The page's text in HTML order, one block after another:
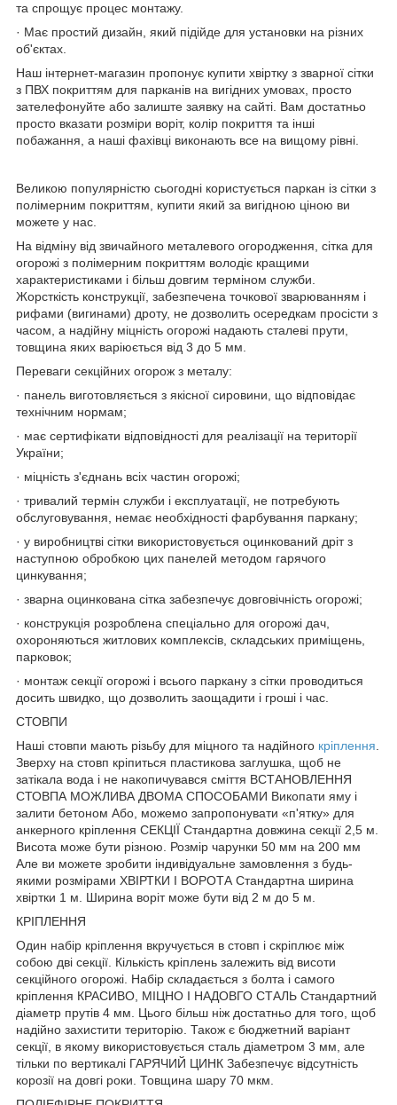
та спрощує процес монтажу.
· Має простий дизайн, який підійде для установки на різних
об'єктах.
Наш інтернет-магазин пропонує купити хвіртку з зварної сітки
з ПВХ покриттям для парканів на вигідних умовах, просто
зателефонуйте або залиште заявку на сайті. Вам достатньо
просто вказати розміри воріт, колір покриття та інші
побажання, а наші фахівці виконають все на вищому рівні.
Великою популярністю сьогодні користується паркан із сітки з
полімерним покриттям, купити який за вигідною ціною ви
можете у нас.
На відміну від звичайного металевого огородження, сітка для
огорожі з полімерним покриттям володіє кращими
характеристиками і більш довгим терміном служби.
Жорсткість конструкції, забезпечена точкової зварюванням і
рифами (вигинами) дроту, не дозволить осередкам просісти з
часом, а надійну міцність огорожі надають сталеві прути,
товщина яких варіюється від 3 до 5 мм.
Переваги секційних огорож з металу:
· панель виготовляється з якісної сировини, що відповідає
технічним нормам;
· має сертифікати відповідності для реалізації на території
України;
· міцність з'єднань всіх частин огорожі;
· тривалий термін служби і експлуатації, не потребують
обслуговування, немає необхідності фарбування паркану;
· у виробництві сітки використовується оцинкований дріт з
наступною обробкою цих панелей методом гарячого
цинкування;
· зварна оцинкована сітка забезпечує довговічність огорожі;
· конструкція розроблена спеціально для огорожі дач,
охороняються житлових комплексів, складських приміщень,
парковок;
· монтаж секції огорожі і всього паркану з сітки проводиться
досить швидко, що дозволить заощадити і гроші і час.
СТОВПИ
Наші стовпи мають різьбу для міцного та надійного кріплення.
Зверху на стовп кріпиться пластикова заглушка, щоб не
затікала вода і не накопичувався сміття ВСТАНОВЛЕННЯ
СТОВПА МОЖЛИВА ДВОМА СПОСОБАМИ Викопати яму і
залити бетоном Або, можемо запропонувати «п'ятку» для
анкерного кріплення СЕКЦІЇ Стандартна довжина секції 2,5 м.
Висота може бути різною. Розмір чарунки 50 мм на 200 мм
Але ви можете зробити індивідуальне замовлення з будь-
якими розмірами ХВІРТКИ І ВОРОТА Стандартна ширина
хвіртки 1 м. Ширина воріт може бути від 2 м до 5 м.
КРІПЛЕННЯ
Один набір кріплення вкручується в стовп і скріплює між
собою дві секції. Кількість кріплень залежить від висоти
секційного огорожі. Набір складається з болта і самого
кріплення КРАСИВО, МІЦНО І НАДОВГО СТАЛЬ Стандартний
діаметр прутів 4 мм. Цього більш ніж достатньо для того, щоб
надійно захистити територію. Також є бюджетний варіант
секції, в якому використовується сталь діаметром 3 мм, але
тільки по вертикалі ГАРЯЧИЙ ЦИНК Забезпечує відсутність
корозії на довгі роки. Товщина шару 70 мкм.